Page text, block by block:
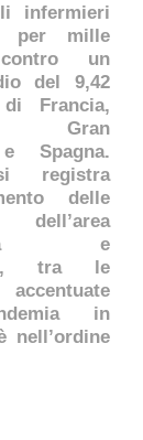
infermieri
per mille
un
del 9,42
Francia,
Gran
Spagna.
registra
delle
dell’area
e
tra le
in
nell’ordine